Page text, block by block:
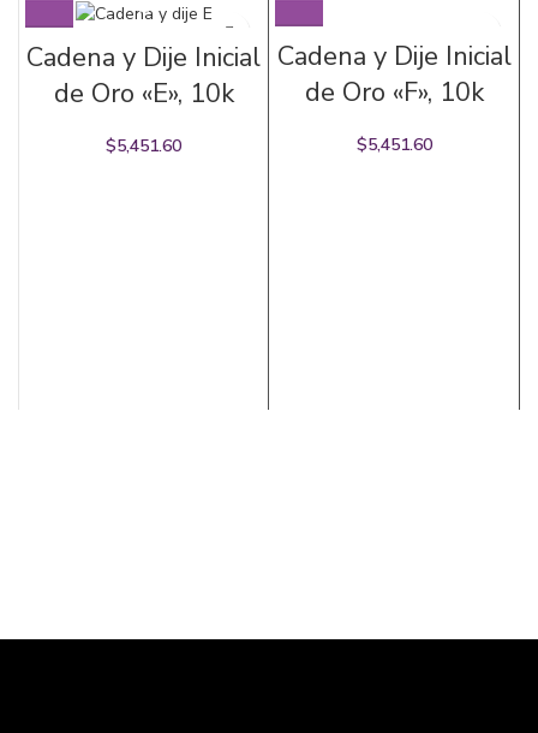
Cadena y Dije Inicial
de Oro «E», 10k
$5,451.60
Cadena y Dije Inicial
de Oro «F», 10k
$5,451.60